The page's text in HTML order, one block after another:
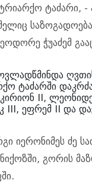
ტა­ძა­რი, -
ჭუ­ა­ძემ
ტა­ძარ­ში
II,
III, ეფ­რემ II და
იე­რო­ნი­მეს ძე
გო­რის